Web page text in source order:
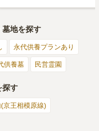
墓地を探す
永代供養プランあり
供養墓 民営霊園
探す
京王相模原線)